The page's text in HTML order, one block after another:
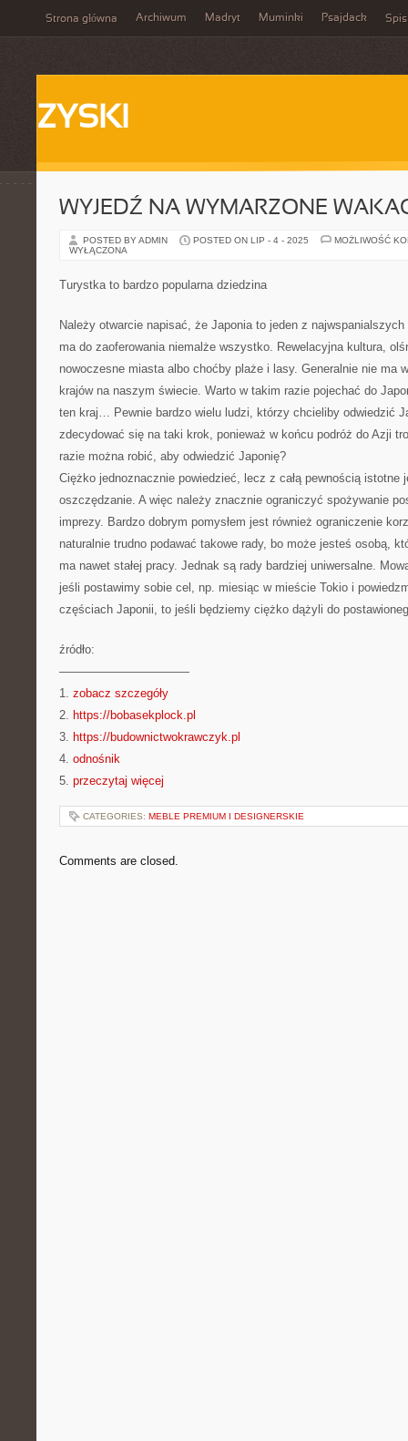
Strona główna Archiwum Madryt Muminki Psajdack Spis
ZYSKI
WYJEDŹ NA WYMARZONE
POSTED BY ADMIN POSTED ON LIP - 4 - 2025
MOŻLIWOŚĆ
WYŁĄCZONA
Turystka to bardzo popularna dziedzina
Należy otwarcie napisać, że Japonia to jeden z
ma do zaoferowania niemalże wszystko. Rewelacyjna kultura,
nowoczesne miasta albo choćby plaże i lasy. Generalnie nie ma
krajów na naszym świecie. Warto w takim razie pojechać do
ten kraj… Pewnie bardzo wielu ludzi, którzy chcieliby odwiedzić
zdecydować się na taki krok, ponieważ w końcu podróż do Azji
razie można robić, aby odwiedzić Japonię?
Ciężko jednoznacznie powiedzieć, lecz z całą pewnością istotne
oszczędzanie. A więc należy znacznie ograniczyć spożywanie
imprezy. Bardzo dobrym pomysłem jest również ograniczenie
naturalnie trudno podawać takowe rady, bo może jesteś osobą,
ma nawet stałej pracy. Jednak są rady bardziej uniwersalne.
jeśli postawimy sobie cel, np. miesiąc w mieście Tokio i
częściach Japonii, to jeśli będziemy ciężko dążyli do
źródło:
———————————
1. zobacz szczegóły
2. https://bobasekplock.pl
3. https://budownictwokrawczyk.pl
4. odnośnik
5. przeczytaj więcej
CATEGORIES: MEBLE PREMIUM I DESIGNERSKIE
Comments are closed.